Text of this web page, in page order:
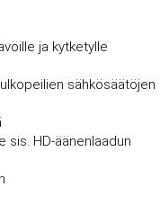
ja kytketylle
sähkösäätöjen
sis. HD-äänenlaadun